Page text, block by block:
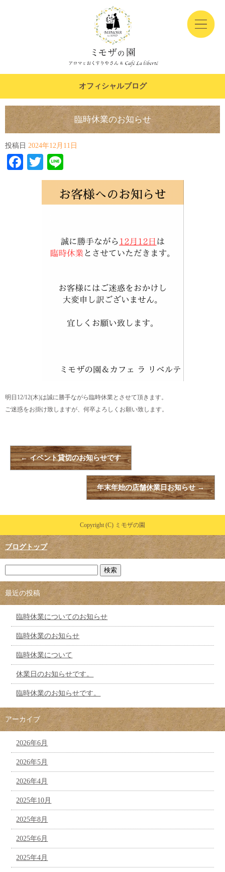
オフィシャルブログ
臨時休業のお知らせ
投稿日 2024年12月11日
Facebook
Twitter
明日12/12(木)は誠に勝手ながら臨時休業とさせて頂きます。
ご迷惑をお掛け致しますが、何卒よろしくお願い致します。
←イベント貸切のお知らせです
年末年始の店舗休業日お知らせ→
Copyright (C) ミモザの園
ブログトップ
最近の投稿
臨時休業についてのお知らせ
臨時休業のお知らせ
臨時休業について
休業日のお知らせです。
臨時休業のお知らせです。
アーカイブ
2026年6月
2026年5月
2026年4月
2025年10月
2025年8月
2025年6月
2025年4月